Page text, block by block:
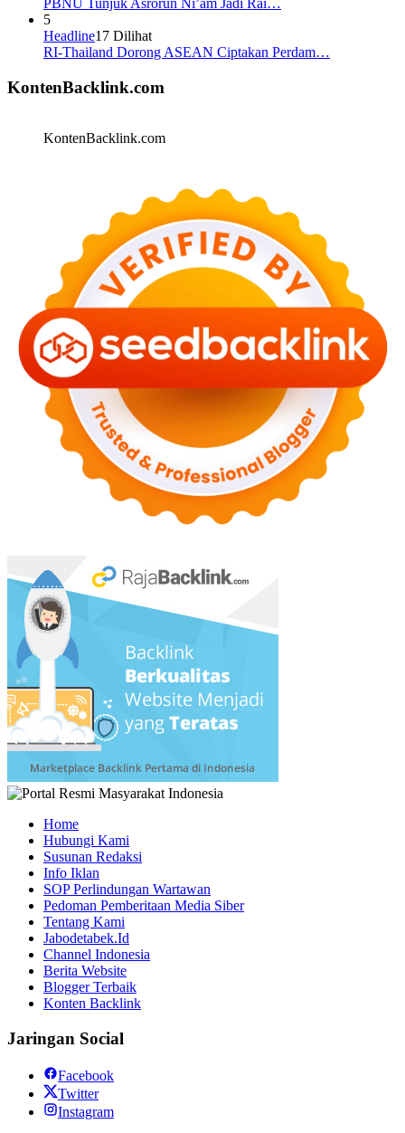
PBNU Tunjuk Asrorun Ni’am Jadi Rai…
5
Headline17 Dilihat
RI-Thailand Dorong ASEAN Ciptakan Perdam…
KontenBacklink.com
KontenBacklink.com
Home
Hubungi Kami
Susunan Redaksi
Info Iklan
SOP Perlindungan Wartawan
Pedoman Pemberitaan Media Siber
Tentang Kami
Jabodetabek.Id
Channel Indonesia
Berita Website
Blogger Terbaik
Konten Backlink
Jaringan Social
Facebook
Twitter
Instagram